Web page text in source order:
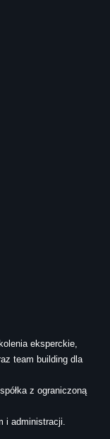
eksperckie,
team building dla
z ograniczoną
i administracji.